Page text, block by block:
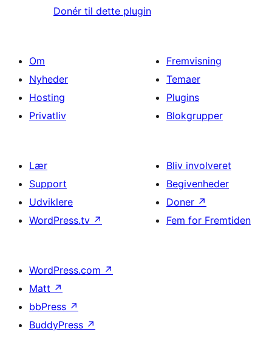
Donér til dette plugin
Om
Nyheder
Hosting
Privatliv
Fremvisning
Temaer
Plugins
Blokgrupper
Lær
Support
Udviklere
WordPress.tv ↗
Bliv involveret
Begivenheder
Doner ↗
Fem for Fremtiden
WordPress.com ↗
Matt ↗
bbPress ↗
BuddyPress ↗